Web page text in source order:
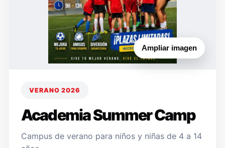
Ampliar imagen
VERANO 2026
Academia Summer Camp
Campus de verano para niños y niñas de 4 a 14